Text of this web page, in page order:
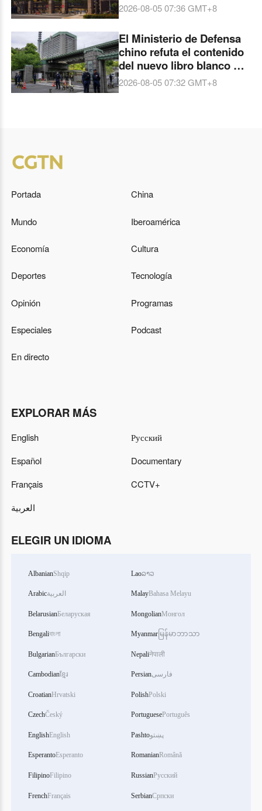
Tres Principios No
2026-08-05 07:36GMT+8
El Ministerio de Defensa
chino refuta el contenido
del nuevo libro blanco de
defensa japonés
2026-08-05 07:32GMT+8
Portada China
Mundo Iberoamérica
Economía Cultura
Deportes Tecnología
Opinión Programas
Especiales Podcast
En directo
EXPLORAR MÁS
English
Español
Français
العربية
Русский
Documentary
CCTV+
ELEGIR UN IDIOMA
AlbanianShqip
Arabicالعربية
BelarusianБеларуская
Bengaliবাংলা
BulgarianБългарски
Cambodianខ្មែរ
CroatianHrvatski
CzechČeský
EnglishEnglish
EsperantoEsperanto
FilipinoFilipino
FrenchFrançais
Laoລາວ
MalayBahasa Melayu
MongolianМонгол
Myanmar မြန်မာဘာသာ
Nepaliनेपाली
Persianفارسی
PolishPolski
PortuguesePortuguês
Pashtoپښتو
RomanianRomână
RussianРусский
SerbianСрпски